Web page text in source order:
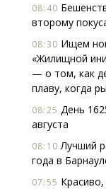
08:40
второму
08:30 Ищем
«Жилищной
— о том, как
плаву, когда
08:25 День
августа
08:10 Лучший
года в
07:55